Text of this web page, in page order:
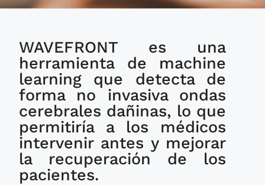
learning podría
prevenir lesiones
cerebrales
secundarias en
pacientes con
traumatismo craneal
WAVEFRONT es una
herramienta de machine
learning que detecta de
forma no invasiva ondas
cerebrales dañinas, lo que
permitiría a los médicos
intervenir antes y mejorar
la recuperación de los
pacientes.